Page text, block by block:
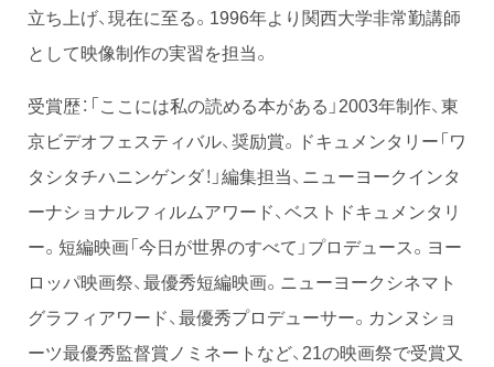
立ち上げ、現在に至る。1996年より関西大学非常勤講師
として映像制作の実習を担当。
受賞歴：「ここには私の読める本がある」2003年制作、東
京ビデオフェスティバル、奨励賞。ドキュメンタリー「ワ
タシタチハニンゲンダ！」編集担当、ニューヨークインタ
ーナショナルフィルムアワード、ベストドキュメンタリ
ー。短編映画「今日が世界のすべて」プロデュース。ヨー
ロッパ映画祭、最優秀短編映画。ニューヨークシネマト
グラフィアワード、最優秀プロデューサー。カンヌショ
ーツ最優秀監督賞ノミネートなど、21の映画祭で受賞又